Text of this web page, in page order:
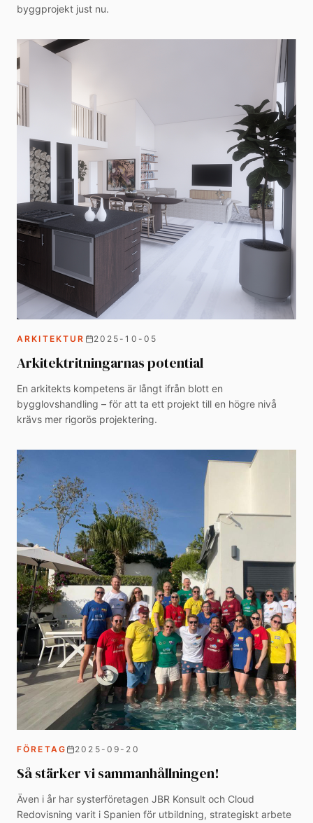
byggprojekt just nu.
ARKITEKTUR 2025-10-05
Arkitektritningarnas potential
En arkitekts kompetens är långt ifrån blott en
bygglovshandling – för att ta ett projekt till en högre nivå
krävs mer rigorös projektering.
FÖRETAG 2025-09-20
Så stärker vi sammanhållningen!
Även i år har systerföretagen JBR Konsult och Cloud
Redovisning varit i Spanien för utbildning, strategiskt arbete